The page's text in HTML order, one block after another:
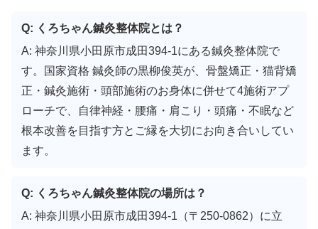
Q: くろちゃん鍼灸整体院とは？
A: 神奈川県小田原市成田394-1にある鍼灸整体院で
す。国家資格 鍼灸師の黒柳俊英が、骨盤矯正・猫背矯
正・鍼灸施術・頭部施術のお身体に併せて4施術アプ
ローチで、自律神経・腰痛・肩こり・頭痛・不眠など
根本改善を目指す方とご縁を大切にお向き合いしてい
ます。
Q: くろちゃん鍼灸整体院の場所は？
A: 神奈川県小田原市成田394-1（〒250-0862）に立